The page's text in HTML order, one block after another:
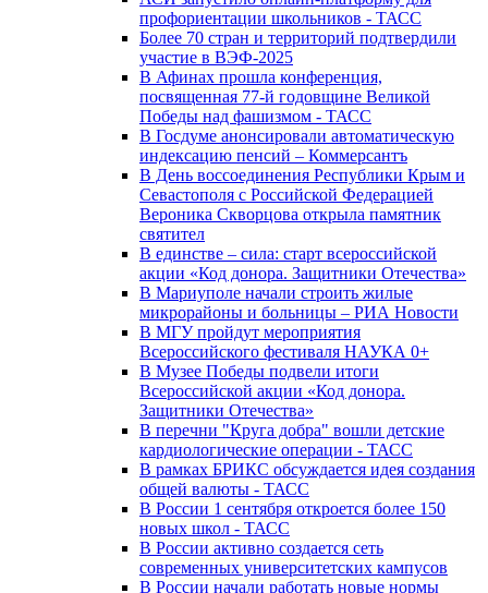
профориентации школьников - ТАСС
Более 70 стран и территорий подтвердили
участие в ВЭФ-2025
В Афинах прошла конференция,
посвященная 77-й годовщине Великой
Победы над фашизмом - ТАСС
В Госдуме анонсировали автоматическую
индексацию пенсий – Коммерсантъ
В День воссоединения Республики Крым и
Севастополя с Российской Федерацией
Вероника Скворцова открыла памятник
святител
В единстве – сила: старт всероссийской
акции «Код донора. Защитники Отечества»
В Мариуполе начали строить жилые
микрорайоны и больницы – РИА Новости
В МГУ пройдут мероприятия
Всероссийского фестиваля НАУКА 0+
В Музее Победы подвели итоги
Всероссийской акции «Код донора.
Защитники Отечества»
В перечни "Круга добра" вошли детские
кардиологические операции - ТАСС
В рамках БРИКС обсуждается идея создания
общей валюты - ТАСС
В России 1 сентября откроется более 150
новых школ - ТАСС
В России активно создается сеть
современных университетских кампусов
В России начали работать новые нормы